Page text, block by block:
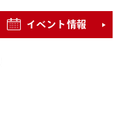
イベント情報